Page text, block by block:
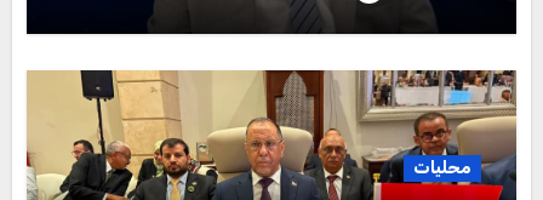
محليات